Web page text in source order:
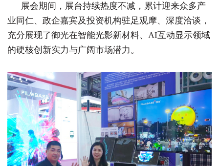
展会期间，展台持续热度不减，累计迎来众多产
业同仁、政企嘉宾及投资机构驻足观摩、深度洽谈，
充分展现了御光在智能光影新材料、AI互动显示领域
的硬核创新实力与广阔市场潜力。